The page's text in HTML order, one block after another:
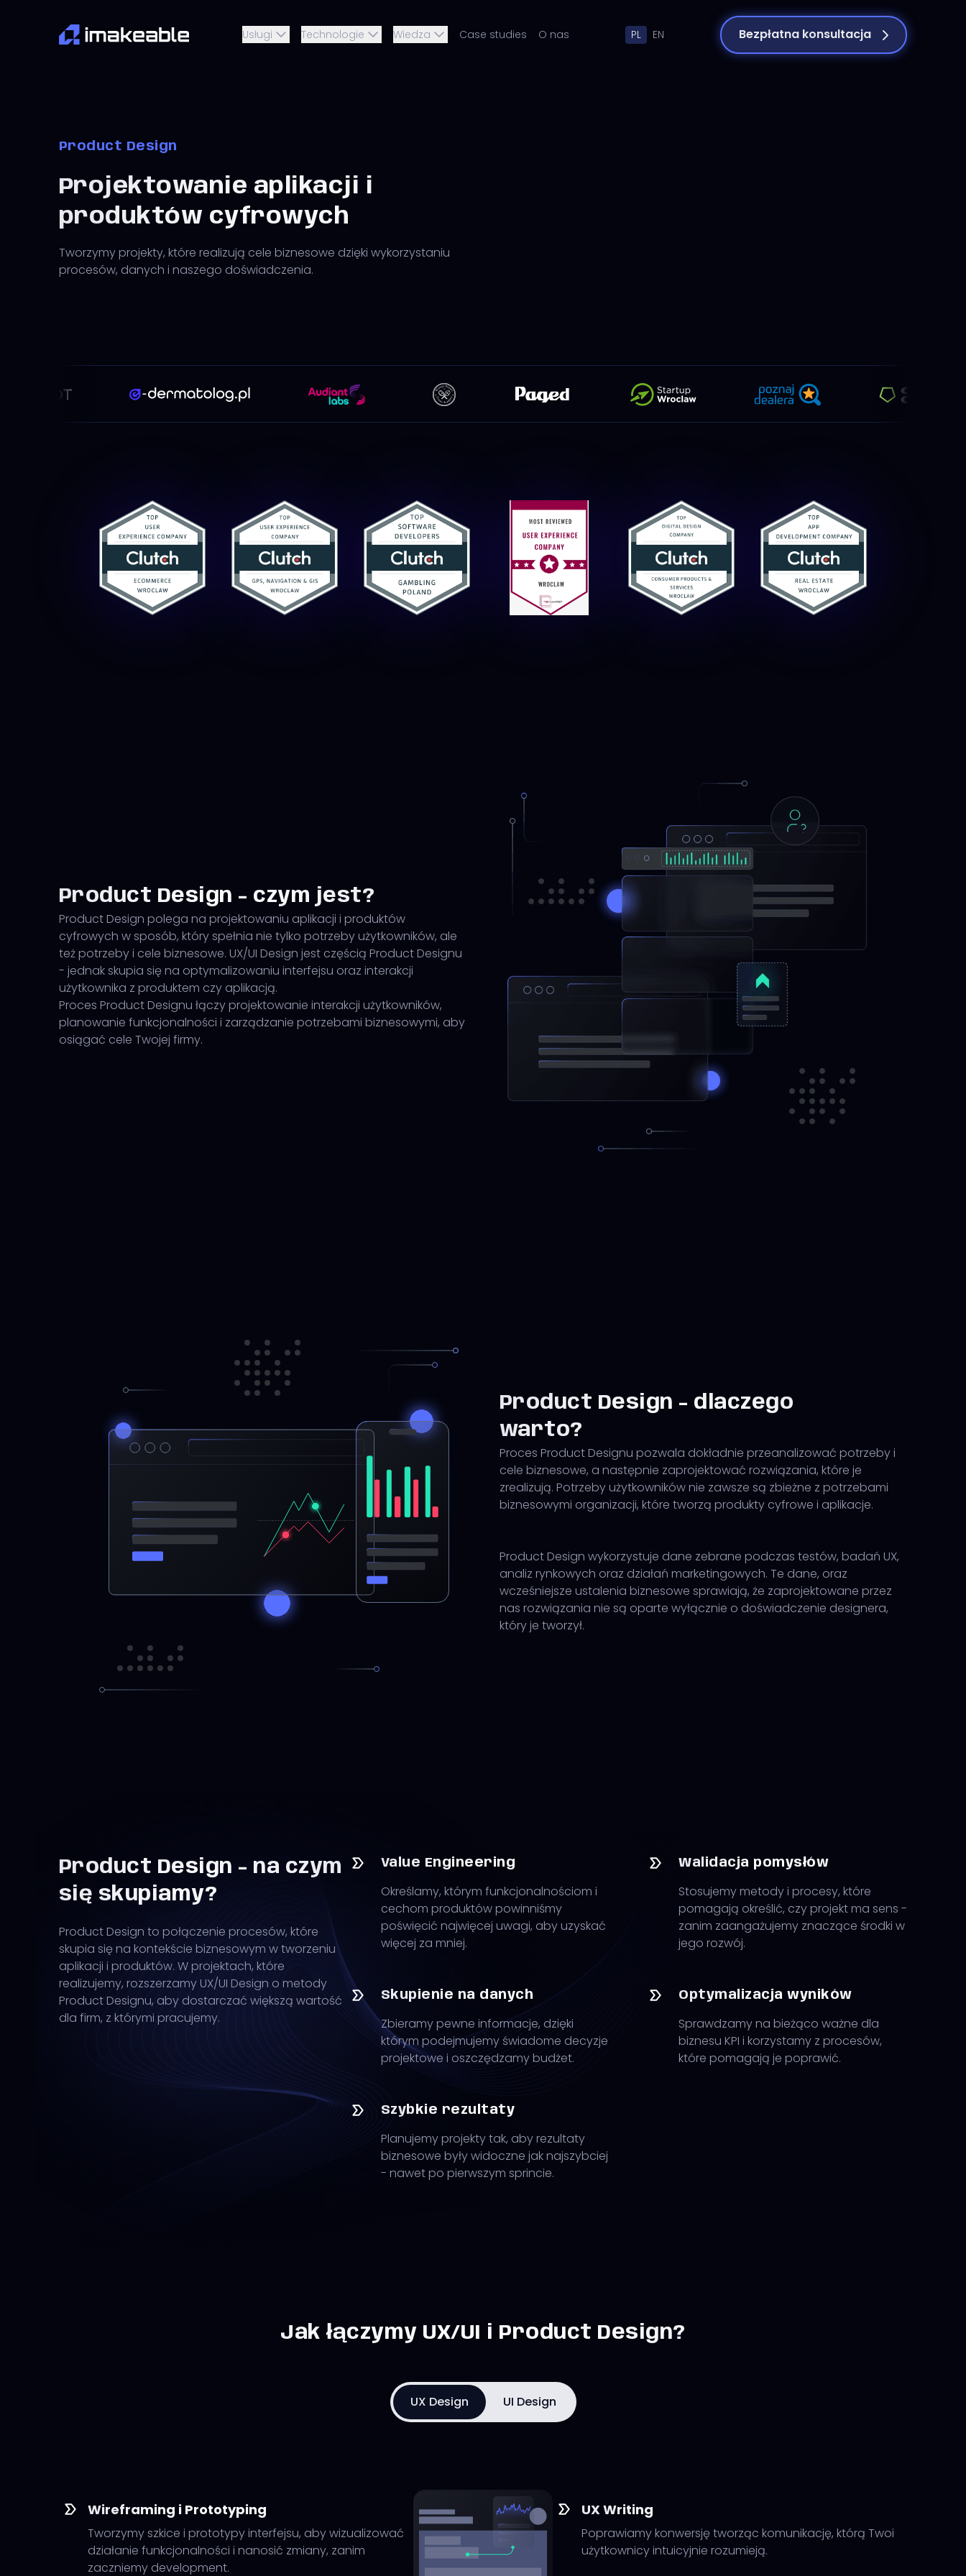
Usługi Technologie Wiedza Case studies O nas PL EN Bezpłatna konsultacja
Product Design
Projektowanie aplikacji i
produktów cyfrowych
Tworzymy projekty, które realizują cele biznesowe dzięki wykorzystaniu
procesów, danych i naszego doświadczenia.
Product Design - czym jest?
Product Design polega na projektowaniu aplikacji i produktów
cyfrowych w sposób, który spełnia nie tylko potrzeby użytkowników, ale
też potrzeby i cele biznesowe. UX/UI Design jest częścią Product Designu
- jednak skupia się na optymalizowaniu interfejsu oraz interakcji
użytkownika z produktem czy aplikacją.
Proces Product Designu łączy projektowanie interakcji użytkowników,
planowanie funkcjonalności i zarządzanie potrzebami biznesowymi, aby
osiągać cele Twojej firmy.
Product Design - dlaczego
warto?
Proces Product Designu pozwala dokładnie przeanalizować potrzeby i
cele biznesowe, a następnie zaprojektować rozwiązania, które je
zrealizują. Potrzeby użytkowników nie zawsze są zbieżne z potrzebami
biznesowymi organizacji, które tworzą produkty cyfrowe i aplikacje.
Product Design wykorzystuje dane zebrane podczas testów, badań UX,
analiz rynkowych oraz działań marketingowych. Te dane, oraz
wcześniejsze ustalenia biznesowe sprawiają, że zaprojektowane przez
nas rozwiązania nie są oparte wyłącznie o doświadczenie designera,
który je tworzył.
Product Design - na czym
się skupiamy?
Product Design to połączenie procesów, które
skupia się na kontekście biznesowym w tworzeniu
aplikacji i produktów. W projektach, które
realizujemy, rozszerzamy UX/UI Design o metody
Product Designu, aby dostarczać większą wartość
dla firm, z którymi pracujemy.
Value Engineering
Określamy, którym funkcjonalnościom i
cechom produktów powinniśmy
poświęcić najwięcej uwagi, aby uzyskać
więcej za mniej.
Walidacja pomysłów
Stosujemy metody i procesy, które
pomagają określić, czy projekt ma sens -
zanim zaangażujemy znaczące środki w
jego rozwój.
Skupienie na danych
Zbieramy pewne informacje, dzięki
którym podejmujemy świadome decyzje
projektowe i oszczędzamy budżet.
Optymalizacja wyników
Sprawdzamy na bieżąco ważne dla
biznesu KPI i korzystamy z procesów,
które pomagają je poprawić.
Szybkie rezultaty
Planujemy projekty tak, aby rezultaty
biznesowe były widoczne jak najszybciej
- nawet po pierwszym sprincie.
Jak łączymy UX/UI i Product Design?
UX Design UI Design
Wireframing i Prototyping
Tworzymy szkice i prototypy interfejsu, aby wizualizować
działanie funkcjonalności i nanosić zmiany, zanim
zaczniemy development.
UX Writing
Poprawiamy konwersję tworząc komunikację, którą Twoi
użytkownicy intuicyjnie rozumieją.